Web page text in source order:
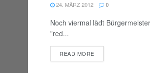
24. MÄRZ 2012 0
Noch viermal lädt
"red...
READ MOREDETAILS